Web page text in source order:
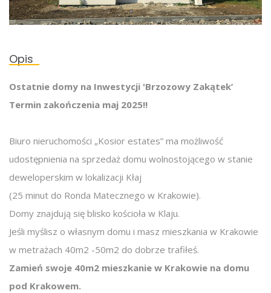
Opis
Ostatnie domy na Inwestycji 'Brzozowy Zakątek’
Termin zakończenia maj 2025!!
Biuro nieruchomości „Kosior estates” ma możliwość
udostępnienia na sprzedaż domu wolnostojącego w stanie
deweloperskim w lokalizacji Kłaj
(25 minut do Ronda Matecznego w Krakowie).
Domy znajdują się blisko kościoła w Klaju.
Jeśli myślisz o własnym domu i masz mieszkania w Krakowie
w metrażach 40m2 -50m2 do dobrze trafiłeś.
Zamień swoje 40m2 mieszkanie w Krakowie na domu
pod Krakowem.